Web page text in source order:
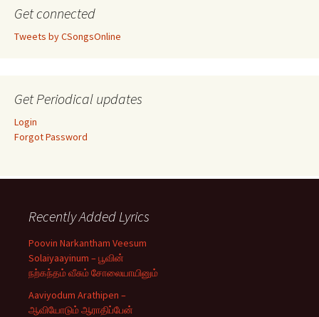
Get connected
Tweets by CSongsOnline
Get Periodical updates
Login
Forgot Password
Recently Added Lyrics
Poovin Narkantham Veesum
Solaiyaayinum – பூவின்
நற்கந்தம் வீசும் சோலையாயினும்
Aaviyodum Arathipen –
ஆவியோடும் ஆராதிப்பேன்